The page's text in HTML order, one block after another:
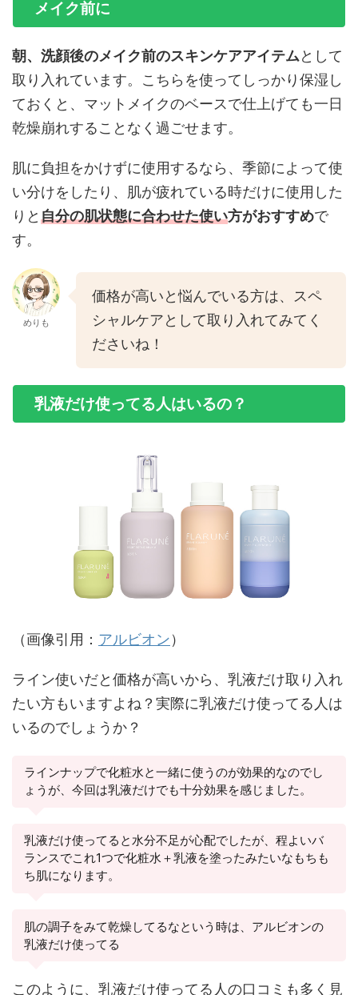
メイク前に
朝、洗顔後のメイク前のスキンケアアイテムとして
取り入れています。こちらを使ってしっかり保湿し
ておくと、マットメイクのベースで仕上げても一日
乾燥崩れすることなく過ごせます。
肌に負担をかけずに使用するなら、季節によって使
い分けをしたり、肌が疲れている時だけに使用した
りと自分の肌状態に合わせた使い方がおすすめで
す。
めりも
価格が高いと悩んでいる方は、スペ
シャルケアとして取り入れてみてく
ださいね！
乳液だけ使ってる人はいるの？
（画像引用： アルビオン）
ライン使いだと価格が高いから、乳液だけ取り入れ
たい方もいますよね？実際に乳液だけ使ってる人は
いるのでしょうか？
ラインナップで化粧水と一緒に使うのが効果的なのでし
ょうが、今回は乳液だけでも十分効果を感じました。
乳液だけ使ってると水分不足が心配でしたが、程よいバ
ランスでこれ1つで化粧水＋乳液を塗ったみたいなもちも
ち肌になります。
肌の調子をみて乾燥してるなという時は、アルビオンの
乳液だけ使ってる
このように、乳液だけ使ってる人の口コミも多く見